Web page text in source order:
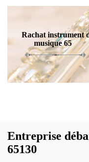
Rachat instrument
musique 65
Entreprise
65130